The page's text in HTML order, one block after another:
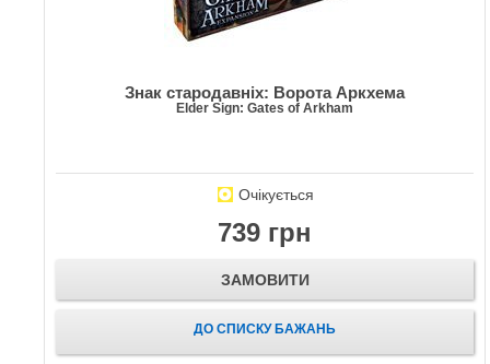
Знак стародавніх: Ворота Аркхема
Elder Sign: Gates of Arkham
Очікується
739 грн
ЗАМОВИТИ
ДО СПИСКУ БАЖАНЬ